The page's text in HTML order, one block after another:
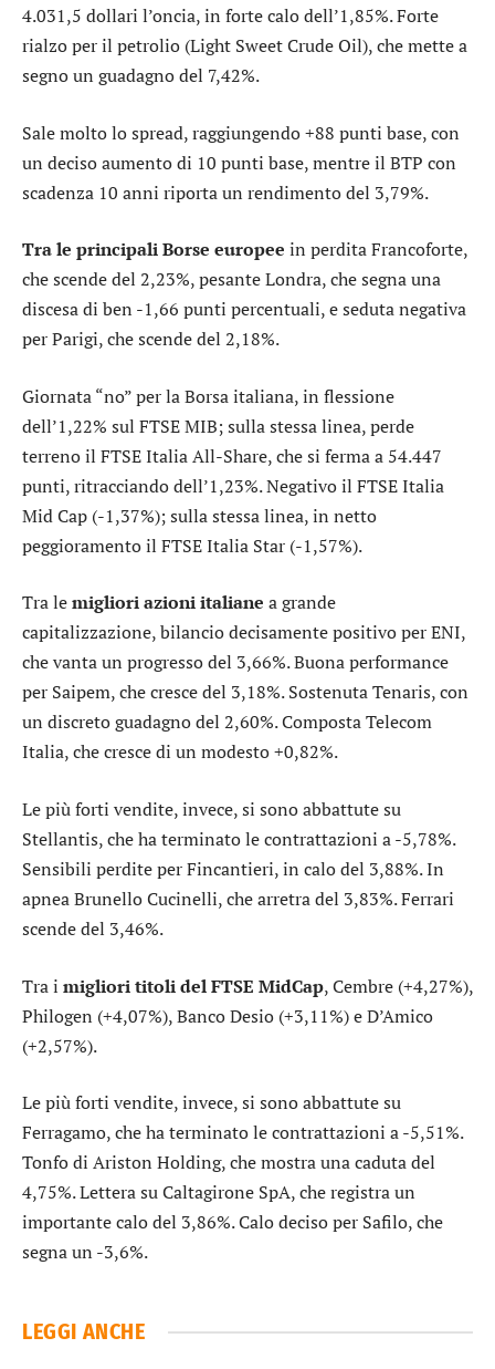
4.031,5 dollari l’oncia, in forte calo dell’1,85%. Forte
rialzo per il petrolio (Light Sweet Crude Oil), che mette a
segno un guadagno del 7,42%.
Sale molto lospread, raggiungendo +88 punti base, con
un deciso aumento di 10 punti base, mentre il BTP con
scadenza 10 anni riporta un rendimento del 3,79%.
Tra le principali Borse europee in perditaFrancoforte,
che scende del 2,23%, pesanteLondra, che segna una
discesa di ben -1,66 punti percentuali, e seduta negativa
perParigi, che scende del 2,18%.
Giornata “no” per la Borsa italiana, in flessione
dell’1,22% sul FTSE MIB; sulla stessa linea, perde
terreno il FTSE Italia All-Share, che si ferma a 54.447
punti, ritracciando dell’1,23%. Negativo il FTSE Italia
Mid Cap (-1,37%); sulla stessa linea, in netto
peggioramento il FTSE Italia Star (-1,57%).
Tra lemigliori azioni italiane a grande
capitalizzazione, bilancio decisamente positivo perENI,
che vanta un progresso del 3,66%. Buona performance
per Saipem, che cresce del 3,18%. SostenutaTenaris, con
un discreto guadagno del 2,60%. CompostaTelecom
Italia, che cresce di un modesto +0,82%.
Le più forti vendite, invece, si sono abbattute su
Stellantis, che ha terminato le contrattazioni a -5,78%.
Sensibili perdite perFincantieri, in calo del 3,88%. In
apneaBrunello Cucinelli, che arretra del 3,83%.Ferrari
scende del 3,46%.
Tra i migliori titoli del FTSE MidCap,Cembre (+4,27%),
Philogen (+4,07%),Banco Desio (+3,11%) eD’Amico
(+2,57%).
Le più forti vendite, invece, si sono abbattute su
Ferragamo, che ha terminato le contrattazioni a -5,51%.
Tonfo di Ariston Holding, che mostra una caduta del
4,75%. Lettera suCaltagirone SpA, che registra un
importante calo del 3,86%. Calo deciso per Safilo, che
segna un -3,6%.
LEGGI ANCHE